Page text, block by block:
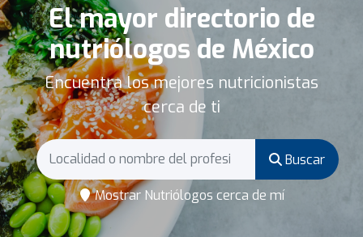
El mayor directorio de
nutriólogos de México
Encuentra los mejores nutricionistas
cerca de ti
Buscar
Mostrar Nutriólogos cerca de mí